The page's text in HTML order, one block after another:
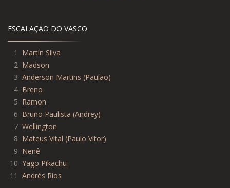
ESCALAÇÃO DO VASCO
1
Martín Silva
2 Madson
3 Anderson Martins (Paulão)
4 Breno
5 Ramon
6 Bruno Paulista (Andrey)
7 Wellington
8 Mateus Vital (Paulo Vitor)
9 Nenê
10 Yago Pikachu
11 Andrés Ríos